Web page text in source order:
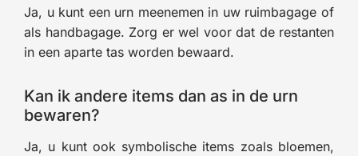
Ja, u kunt een urn meenemen in uw ruimbagage of
als handbagage. Zorg er wel voor dat de restanten
in een aparte tas worden bewaard.
Kan ik andere items dan as in de urn
bewaren?
Ja, u kunt ook symbolische items zoals bloemen,